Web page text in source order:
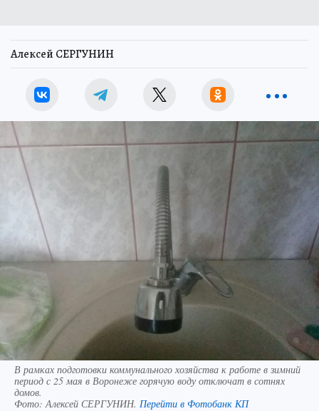
Алексей СЕРГУНИН
В рамках подготовки коммунального хозяйства к работе в зимний
период с 25 мая в Воронеже горячую воду отключат в сотнях
домов.
Фото:Алексей СЕРГУНИН. Перейти в Фотобанк КП